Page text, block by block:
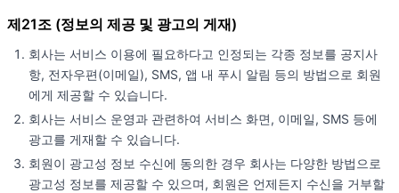
제21조 (정보의 제공 및 광고의 게재)
회사는 서비스 이용에 필요하다고 인정되는 각종 정보를 공지사
항, 전자우편(이메일), SMS, 앱 내 푸시 알림 등의 방법으로 회원
에게 제공할 수 있습니다.
회사는 서비스 운영과 관련하여 서비스 화면, 이메일, SMS 등에
광고를 게재할 수 있습니다.
회원이 광고성 정보 수신에 동의한 경우 회사는 다양한 방법으로
광고성 정보를 제공할 수 있으며, 회원은 언제든지 수신을 거부할